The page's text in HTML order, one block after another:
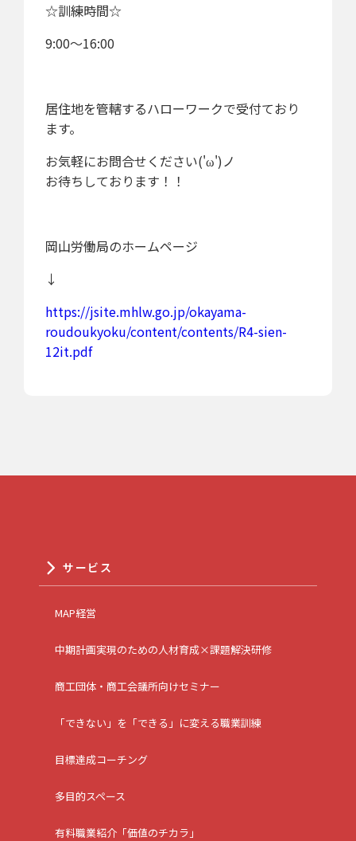
☆訓練時間☆
9:00～16:00
居住地を管轄するハローワークで受付ており
ます。
お気軽にお問合せください('ω')ノ
お待ちしております！！
岡山労働局のホームページ
↓
https://jsite.mhlw.go.jp/okayama-
roudoukyoku/content/contents/R4-sien-
12it.pdf
サービス
MAP経営
中期計画実現のための人材育成×課題解決研修
商工団体・商工会議所向けセミナー
「できない」を「できる」に変える職業訓練
目標達成コーチング
多目的スペース
有料職業紹介「価値のチカラ」